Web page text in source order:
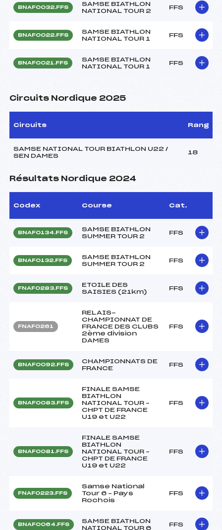
BNAF0032.FFS
SAMSE BIATHLON
NATIONAL TOUR 2
FFS
BNAF0022.FFS
SAMSE BIATHLON
NATIONAL TOUR 1
FFS
BNAF0021.FFS
SAMSE BIATHLON
NATIONAL TOUR 1
FFS
Circuits Nordique 2025
Circuits Rang
SAMSE NATIONAL TOUR BIATHLON U22 /
SEN DAMES
18
Résultats Nordique 2024
Codex Course Cat.
BNAF0134.FFS
SAMSE BIATHLON
SUMMER TOUR 2
FFS
BNAF0132.FFS
SAMSE BIATHLON
SUMMER TOUR 2
FFS
FNAF0283.FFS
ETOILE DES
SAISIES (21km)
FFS
FNAF0261
RELAIS-
CHAMPIONNAT DE
FRANCE DES CLUBS
2ème division
DAMES
FFS
BNAF0092.FFS
CHAMPIONNATS DE
FRANCE
FFS
BNAF0083.FFS
FINALE SAMSE
BIATHLON
NATIONAL TOUR –
CHPT DE FRANCE
U19 et U22
FFS
BNAF0081.FFS
FINALE SAMSE
BIATHLON
NATIONAL TOUR –
CHPT DE FRANCE
U19 et U22
FFS
FNAF0223.FFS
Samse National
Tour 6 – Pays
Rochois
FFS
BNAF0064.FFS
SAMSE BIATHLON
NATIONAL TOUR 6
FFS